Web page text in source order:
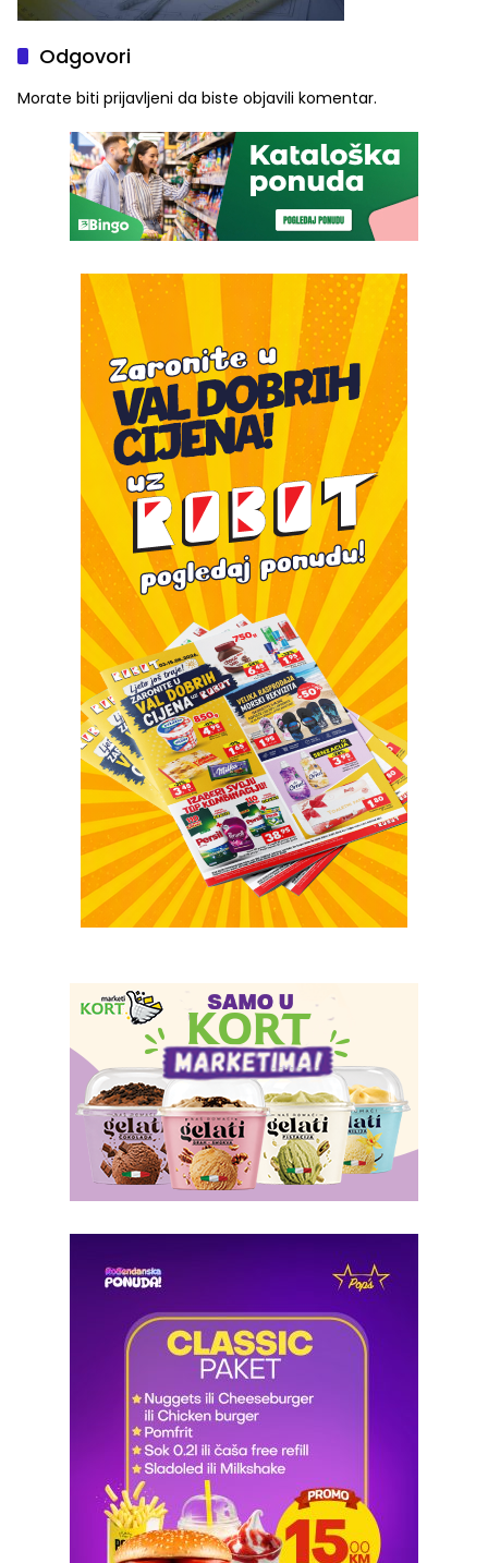
Odgovori
Morate biti prijavljeni da biste objavili komentar.